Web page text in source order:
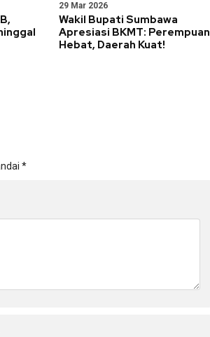
29 Mar 2026
Wakil Bupati Sumbawa
Apresiasi BKMT: Perempuan
Hebat, Daerah Kuat!
*